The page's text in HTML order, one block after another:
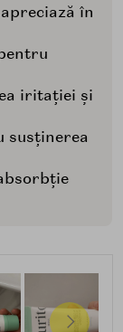
în
iritației și
susținerea